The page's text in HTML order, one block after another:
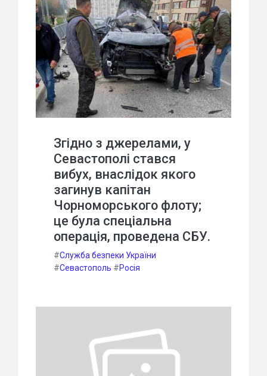
Згідно з джерелами, у
Севастополі стався
вибух, внаслідок якого
загинув капітан
Чорноморського флоту;
це була спеціальна
операція, проведена СБУ.
#Служба безпеки України
#Севастополь #Росія